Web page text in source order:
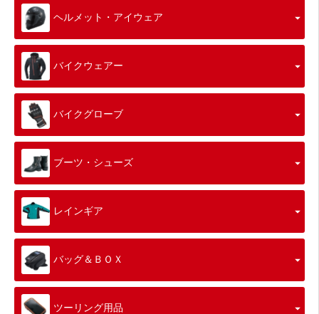
ヘルメット・アイウェア
バイクウェアー
バイクグローブ
ブーツ・シューズ
レインギア
バッグ＆ＢＯＸ
ツーリング用品